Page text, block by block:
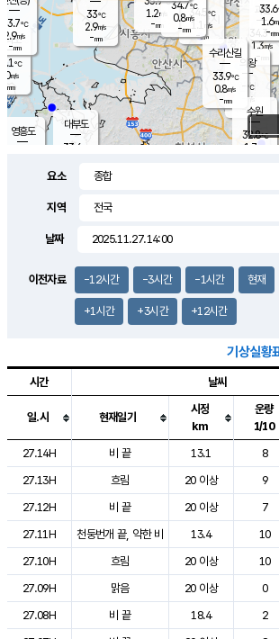
의도
℃
m/s
mm
영흥도
과천
34.3℃
1.3m/s
- mm
2.6m/s
대부도
33.6
의왕
- ℃
m/s
mm
34.5 ℃
1.1 m/s
-mm
1.2m/s
-mm
34.7℃
0.8m/s
-mm
33.6
1.6
-mm
수리산길
33.9℃
0.8m/s
-mm
33.7℃
2.9m/s
-mm
수원
32.8℃
1.7 m/s
33℃
2.9m/s
-mm
요소
지역
날짜
이전자료 -12시간 -3시간 -1시간 현재
+1시간 +3시간 +12시간
기상실황
도시별 기상실황표로 지점, 날씨, 기온, 강수, 바
시간 날씨
일.시 현재일기
시정
km
운량
1/10
27.14H
비 끝 13.1 8
27.13H
흐림 20 이상 9
27.12H
비 끝 20 이상 7
27.11H
천둥번개 끝, 약한 비 13.4 10
27.10H
흐림 20 이상 10
27.09H
맑음 20 이상 0
27.08H
비 끝 18.4 2